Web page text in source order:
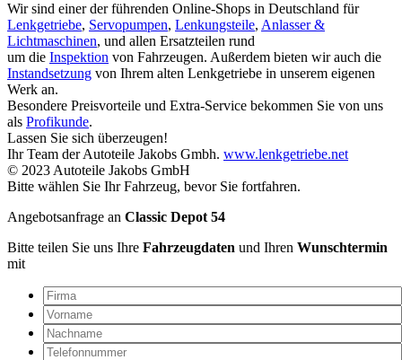
Wir sind einer der führenden Online-Shops in Deutschland für
Lenkgetriebe, Servopumpen, Lenkungsteile, Anlasser &
Lichtmaschinen, und allen Ersatzteilen rund
um die Inspektion von Fahrzeugen. Außerdem bieten wir auch die
Instandsetzung von Ihrem alten Lenkgetriebe in unserem eigenen
Werk an.
Besondere Preisvorteile und Extra-Service bekommen Sie von uns
als Profikunde.
Lassen Sie sich überzeugen!
Ihr Team der Autoteile Jakobs Gmbh. www.lenkgetriebe.net
© 2023 Autoteile Jakobs GmbH
Bitte wählen Sie Ihr Fahrzeug, bevor Sie fortfahren.
Angebotsanfrage an Classic Depot 54
Bitte teilen Sie uns Ihre Fahrzeugdaten und Ihren Wunschtermin
mit